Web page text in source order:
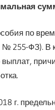
по
№ 255-ФЗ).
г.